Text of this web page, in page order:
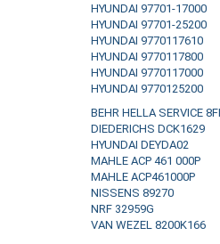
HYUNDAI 97701-17000
HYUNDAI 97701-25200
HYUNDAI 9770117610
HYUNDAI 9770117800
HYUNDAI 9770117000
HYUNDAI 9770125200
BEHR HELLA SERVICE
DIEDERICHS DCK1629
HYUNDAI DEYDA02
MAHLE ACP 461 000P
MAHLE ACP461000P
NISSENS 89270
NRF 32959G
VAN WEZEL 8200K166